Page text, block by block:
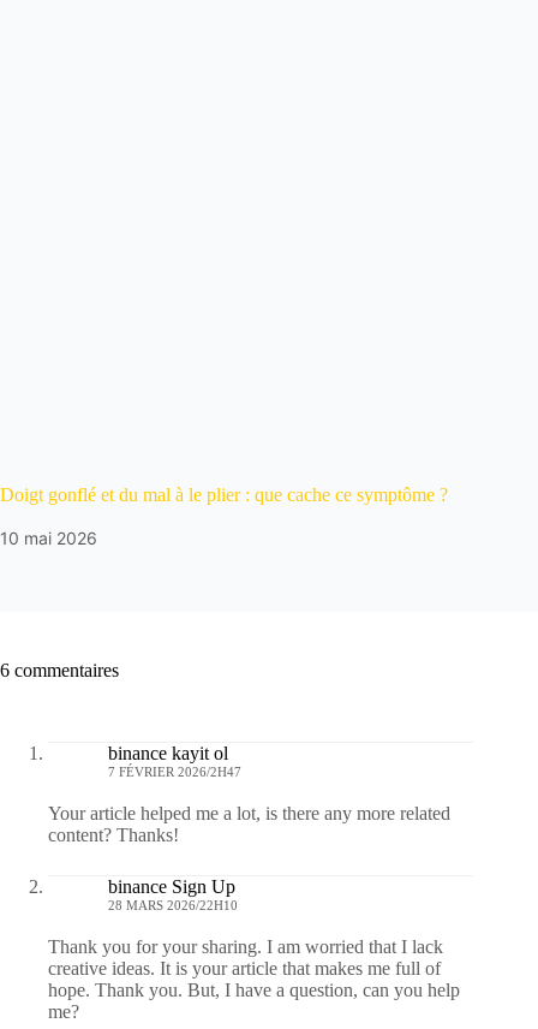
Doigt gonflé et du mal à le plier : que cache ce symptôme ?
10 mai 2026
6 commentaires
binance kayit ol
7 FÉVRIER 2026/2H47
Your article helped me a lot, is there any more related
content? Thanks!
binance Sign Up
28 MARS 2026/22H10
Thank you for your sharing. I am worried that I lack
creative ideas. It is your article that makes me full of
hope. Thank you. But, I have a question, can you help
me?